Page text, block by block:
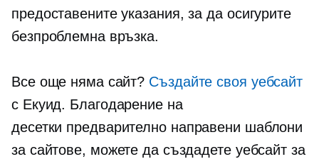
предоставените указания, за да осигурите
безпроблемна връзка.
Все още няма сайт? Създайте своя уебсайт
с Екуид. Благодарение на
десетки предварително направени шаблони
за сайтове, можете да създадете уебсайт за